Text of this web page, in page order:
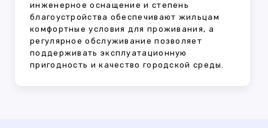
инженерное оснащение и степень
благоустройства обеспечивают жильцам
комфортные условия для проживания, а
регулярное обслуживание позволяет
поддерживать эксплуатационную
пригодность и качество городской среды.